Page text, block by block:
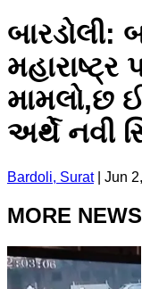
બારડોલી:
મામલો,છ
અર્થે નવી
Bardoli, Surat| Jun
MORE NEWS